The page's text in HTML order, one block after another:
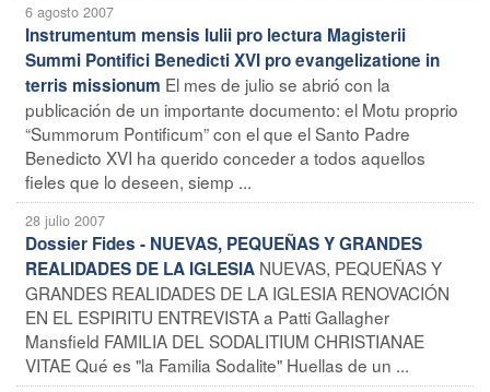
6 agosto 2007
Instrumentum mensis Iulii pro lectura Magisterii
Summi Pontifici Benedicti XVI pro evangelizatione in
terris missionum El mes de julio se abrió con la
publicación de un importante documento: el Motu proprio
“Summorum Pontificum” con el que el Santo Padre
Benedicto XVI ha querido conceder a todos aquellos
fieles que lo deseen, siemp ...
28 julio 2007
Dossier Fides - NUEVAS, PEQUEÑAS Y GRANDES
REALIDADES DE LA IGLESIA NUEVAS, PEQUEÑAS Y
GRANDES REALIDADES DE LA IGLESIA RENOVACIÓN
EN EL ESPIRITU ENTREVISTA a Patti Gallagher
Mansfield FAMILIA DEL SODALITIUM CHRISTIANAE
VITAE Qué es "la Familia Sodalite" Huellas de un ...